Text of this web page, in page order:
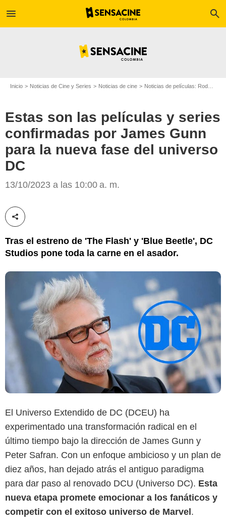
menu search
Inicio Noticias de Cine y Series Noticias de cine Noticias de películas: Rodajes
Estas son las películas y series
confirmadas por James Gunn
para la nueva fase del universo
DC
13/10/2023 a las 10:00 a. m.
Compartir esta noticia
Tras el estreno de 'The Flash' y 'Blue Beetle', DC
Studios pone toda la carne en el asador.
SensaCine
El Universo Extendido de DC (DCEU) ha
experimentado una transformación radical en el
último tiempo bajo la dirección de James Gunn y
Peter Safran. Con un enfoque ambicioso y un plan de
diez años, han dejado atrás el antiguo paradigma
para dar paso al renovado DCU (Universo DC). Esta
nueva etapa promete emocionar a los fanáticos y
competir con el exitoso universo de Marvel.